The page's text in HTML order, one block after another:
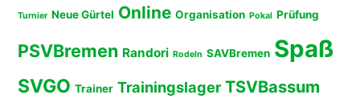
Turnier Neue Gürtel Online Organisation Pokal Prüfung
PSVBremen Randori Rodeln SAVBremen Spaß
SVGO Trainer Trainingslager TSVBassum